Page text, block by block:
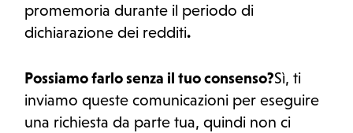
promemoria durante il periodo di
dichiarazione dei redditi.
Possiamo farlo senza il tuo consenso?Sì, ti
inviamo queste comunicazioni per eseguire
una richiesta da parte tua, quindi non ci